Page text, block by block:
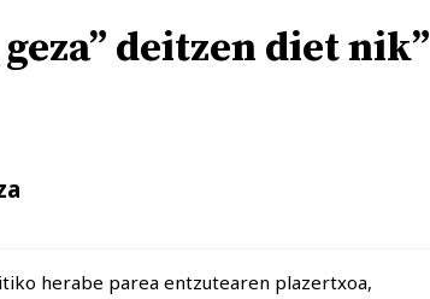
deitzen diet nik”
herabe parea entzutearen plazertxoa,